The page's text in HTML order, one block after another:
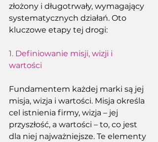
złożony i długotrwały, wymagający
systematycznych działań. Oto
kluczowe etapy tej drogi:
1. Definiowanie misji, wizji i
wartości
Fundamentem każdej marki są jej
misja, wizja i wartości. Misja określa
cel istnienia firmy, wizja – jej
przyszłość, a wartości – to, co jest
dla niej najważniejsze. Te elementy